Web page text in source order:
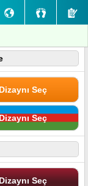
Seç
Seç
Seç